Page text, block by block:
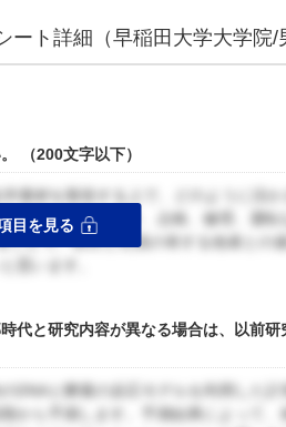
ート詳細（早稲田大学大学院/
（200文字以下）
素材を製造する上で、どのように活か
設備の企画・設計、点検、修理、運転
とで、自分と社員の有する他者との
思います。
目を見る
代と研究内容が異なる場合は、以前研
DNAと酵素の反応モデルを利用した計
から予測します。予測結果によって、